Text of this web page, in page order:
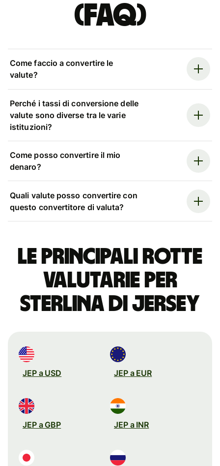
(FAQ)
Come faccio a convertire le
valute?
Perché i tassi di conversione delle
valute sono diverse tra le varie
istituzioni?
Come posso convertire il mio
denaro?
Quali valute posso convertire con
questo convertitore di valuta?
Le principali rotte
valutarie per
sterlina di Jersey
JEP a USD JEP a EUR
JEP a GBP JEP a INR